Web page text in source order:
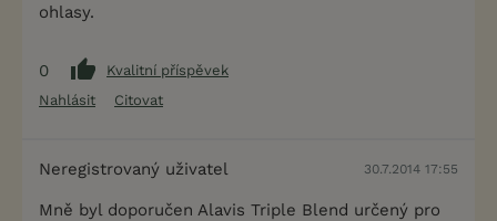
ohlasy.
0
Kvalitní příspěvek
Nahlásit
Citovat
Neregistrovaný uživatel 30.7.2014 17:55
Mně byl doporučen Alavis Triple Blend určený pro